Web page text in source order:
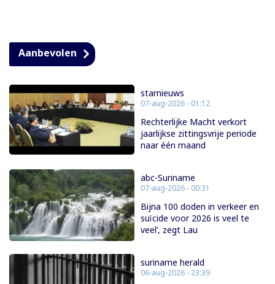
Aanbevolen
starnieuws
07-aug-2026 - 01:12
Rechterlijke Macht verkort
jaarlijkse zittingsvrije periode
naar één maand
abc-Suriname
07-aug-2026 - 00:31
Bijna 100 doden in verkeer en
suïcide voor 2026 is veel te
veel’, zegt Lau
suriname herald
06-aug-2026 - 23:39